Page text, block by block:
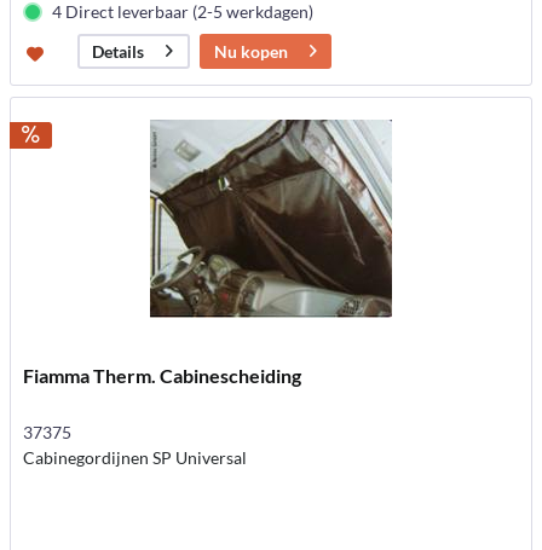
4 Direct leverbaar (2-5 werkdagen)
Details
Nu kopen
Fiamma Therm. Cabinescheiding
37375
Cabinegordijnen SP Universal